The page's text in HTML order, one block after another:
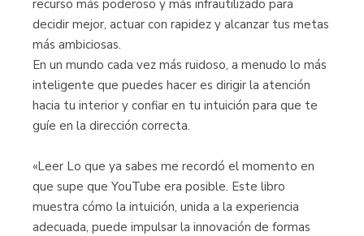
recurso más poderoso y más infrautilizado para
decidir mejor, actuar con rapidez y alcanzar tus metas
más ambiciosas.
En un mundo cada vez más ruidoso, a menudo lo más
inteligente que puedes hacer es dirigir la atención
hacia tu interior y confiar en tu intuición para que te
guíe en la dirección correcta.
«Leer Lo que ya sabes me recordó el momento en
que supe que YouTube era posible. Este libro
muestra cómo la intuición, unida a la experiencia
adecuada, puede impulsar la innovación de formas